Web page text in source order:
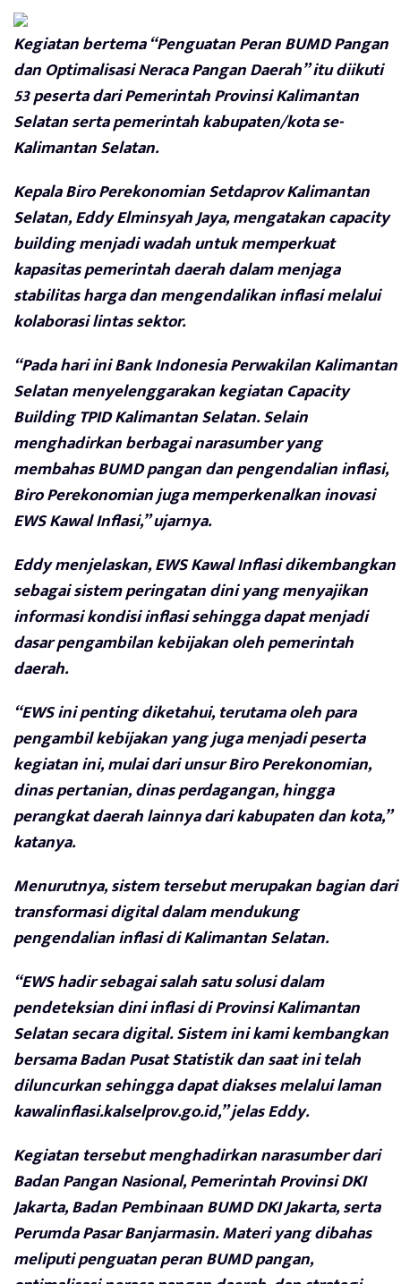
Kegiatan bertema “Penguatan Peran BUMD Pangan
dan Optimalisasi Neraca Pangan Daerah” itu diikuti
53 peserta dari Pemerintah Provinsi Kalimantan
Selatan serta pemerintah kabupaten/kota se-
Kalimantan Selatan.
Kepala Biro Perekonomian Setdaprov Kalimantan
Selatan, Eddy Elminsyah Jaya, mengatakan capacity
building menjadi wadah untuk memperkuat
kapasitas pemerintah daerah dalam menjaga
stabilitas harga dan mengendalikan inflasi melalui
kolaborasi lintas sektor.
“Pada hari ini Bank Indonesia Perwakilan Kalimantan
Selatan menyelenggarakan kegiatan Capacity
Building TPID Kalimantan Selatan. Selain
menghadirkan berbagai narasumber yang
membahas BUMD pangan dan pengendalian inflasi,
Biro Perekonomian juga memperkenalkan inovasi
EWS Kawal Inflasi,” ujarnya.
Eddy menjelaskan, EWS Kawal Inflasi dikembangkan
sebagai sistem peringatan dini yang menyajikan
informasi kondisi inflasi sehingga dapat menjadi
dasar pengambilan kebijakan oleh pemerintah
daerah.
“EWS ini penting diketahui, terutama oleh para
pengambil kebijakan yang juga menjadi peserta
kegiatan ini, mulai dari unsur Biro Perekonomian,
dinas pertanian, dinas perdagangan, hingga
perangkat daerah lainnya dari kabupaten dan kota,”
katanya.
Menurutnya, sistem tersebut merupakan bagian dari
transformasi digital dalam mendukung
pengendalian inflasi di Kalimantan Selatan.
“EWS hadir sebagai salah satu solusi dalam
pendeteksian dini inflasi di Provinsi Kalimantan
Selatan secara digital. Sistem ini kami kembangkan
bersama Badan Pusat Statistik dan saat ini telah
diluncurkan sehingga dapat diakses melalui laman
kawalinflasi.kalselprov.go.id,” jelas Eddy.
Kegiatan tersebut menghadirkan narasumber dari
Badan Pangan Nasional, Pemerintah Provinsi DKI
Jakarta, Badan Pembinaan BUMD DKI Jakarta, serta
Perumda Pasar Banjarmasin. Materi yang dibahas
meliputi penguatan peran BUMD pangan,